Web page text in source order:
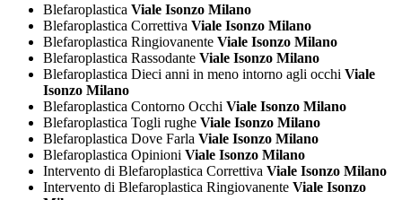
Blefaroplastica Viale Isonzo Milano
Blefaroplastica Correttiva Viale Isonzo Milano
Blefaroplastica Ringiovanente Viale Isonzo Milano
Blefaroplastica Rassodante Viale Isonzo Milano
Blefaroplastica Dieci anni in meno intorno agli occhi Viale
Isonzo Milano
Blefaroplastica Contorno Occhi Viale Isonzo Milano
Blefaroplastica Togli rughe Viale Isonzo Milano
Blefaroplastica Dove Farla Viale Isonzo Milano
Blefaroplastica Opinioni Viale Isonzo Milano
Intervento di Blefaroplastica Correttiva Viale Isonzo Milano
Intervento di Blefaroplastica Ringiovanente Viale Isonzo